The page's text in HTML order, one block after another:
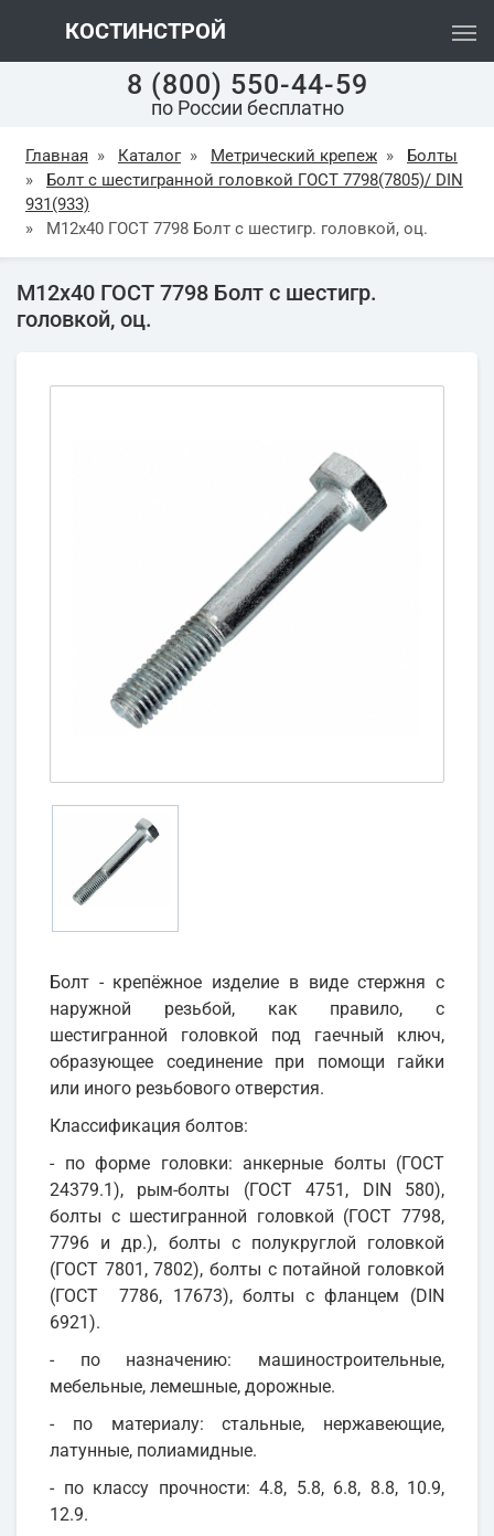
КОСТИНСТРОЙ
8 (800) 550-44-59
по России бесплатно
Главная » Каталог » Метрический крепеж »
Болты
»
Болт с шестигранной головкой ГОСТ 7798(7805)/ DIN
931(933)
»
М12х40 ГОСТ 7798 Болт с шестигр. головкой, оц.
М12х40 ГОСТ 7798 Болт с шестигр.
головкой, оц.
Болт - крепёжное изделие в виде стержня с
наружной резьбой, как правило, с
шестигранной головкой под гаечный ключ,
образующее соединение при помощи гайки
или иного резьбового отверстия.
Классификация болтов:
- по форме головки: анкерные болты (ГОСТ
24379.1), рым-болты (ГОСТ 4751, DIN 580),
болты с шестигранной головкой (ГОСТ 7798,
7796 и др.), болты с полукруглой головкой
(ГОСТ 7801, 7802), болты с потайной головкой
(ГОСТ 7786, 17673), болты с фланцем (DIN
6921).
- по назначению: машиностроительные,
мебельные, лемешные, дорожные.
- по материалу: стальные, нержавеющие,
латунные, полиамидные.
- по классу прочности: 4.8, 5.8, 6.8, 8.8, 10.9,
12.9.